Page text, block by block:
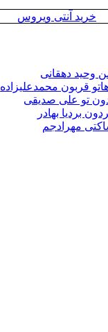
خرید آنتی ویروس
وحید دهقانی
قربون محمدعلیزاده
تو علی صدیقی
بردیا بهادر
مهرادجم